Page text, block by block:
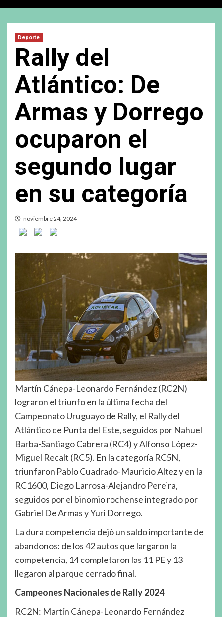
Deporte
Rally del
Atlántico: De
Armas y Dorrego
ocuparon el
segundo lugar
en su categoría
noviembre 24, 2024
Martín Cánepa-Leonardo Fernández (RC2N)
lograron el triunfo en la última fecha del
Campeonato Uruguayo de Rally, el Rally del
Atlántico de Punta del Este, seguidos por Nahuel
Barba-Santiago Cabrera (RC4) y Alfonso López-
Miguel Recalt (RC5). En la categoría RC5N,
triunfaron Pablo Cuadrado-Mauricio Altez y en la
RC1600, Diego Larrosa-Alejandro Pereira,
seguidos por el binomio rochense integrado por
Gabriel De Armas y Yuri Dorrego.
La dura competencia dejó un saldo importante de
abandonos: de los 42 autos que largaron la
competencia, 14 completaron las 11 PE y 13
llegaron al parque cerrado final.
Campeones Nacionales de Rally 2024
RC2N: Martín Cánepa-Leonardo Fernández